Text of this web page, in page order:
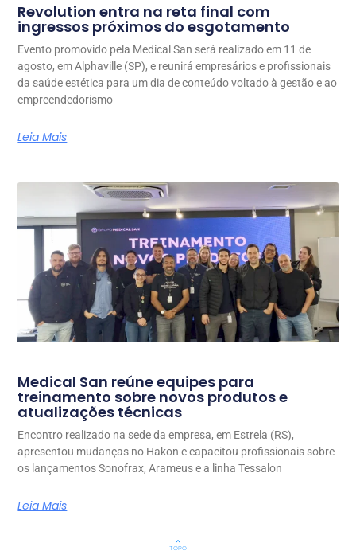
Revolution entra na reta final com
ingressos próximos do esgotamento
Evento promovido pela Medical San será realizado em 11 de
agosto, em Alphaville (SP), e reunirá empresários e profissionais
da saúde estética para um dia de conteúdo voltado à gestão e ao
empreendedorismo
Leia Mais
Medical San reúne equipes para
treinamento sobre novos produtos e
atualizações técnicas
Encontro realizado na sede da empresa, em Estrela (RS),
apresentou mudanças no Hakon e capacitou profissionais sobre
os lançamentos Sonofrax, Arameus e a linha Tessalon
Leia Mais
keyboard_arrow_up
TOPO